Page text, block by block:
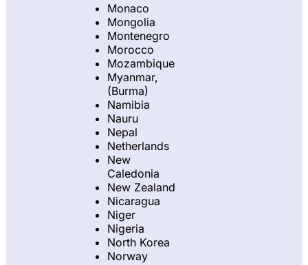
Monaco
Mongolia
Montenegro
Morocco
Mozambique
Myanmar,
(Burma)
Namibia
Nauru
Nepal
Netherlands
New
Caledonia
New Zealand
Nicaragua
Niger
Nigeria
North Korea
Norway